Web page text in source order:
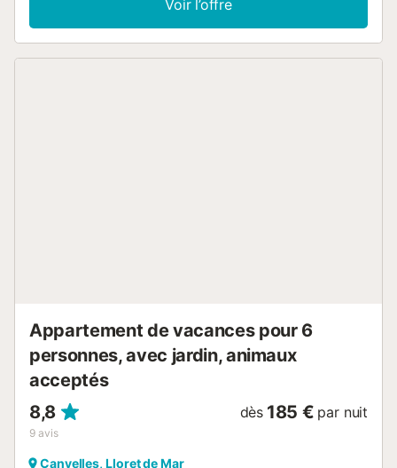
a de Wifi à toute la maison. On peut fair beaucoup d
´activitées , Ideal pour unes vacances inoubiables. et
Voir l’offre
Appartement de vacances pour 6
personnes, avec jardin, animaux
acceptés
8,8
9 avis
dès 185 € par nuit
Canyelles, Lloret de Mar